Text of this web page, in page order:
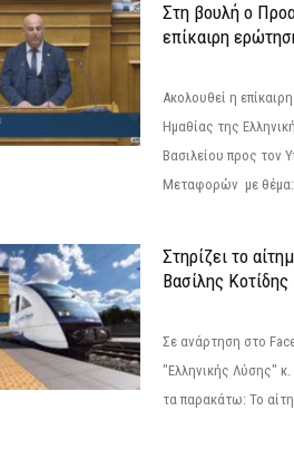
Στη βουλή ο
επίκαιρη
Ακολουθεί η
Ημαθίας της
Βασιλείου προς τον
Μεταφορών με θέμα:
Στηρίζει το
Βασίλης Κοτίδης
Σε ανάρτηση στο
"Ελληνικής Λύσης"
τα παρακάτω: Το